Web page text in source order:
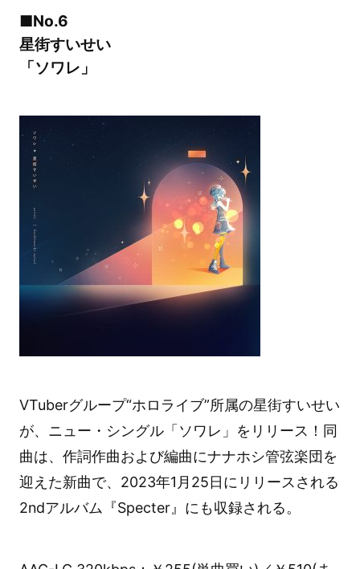
■No.6
星街すいせい
「ソワレ」
VTuberグループ“ホロライブ”所属の星街すいせい
が、ニュー・シングル「ソワレ」をリリース！同
曲は、作詞作曲および編曲にナナホシ管弦楽団を
迎えた新曲で、2023年1月25日にリリースされる
2ndアルバム『Specter』にも収録される。